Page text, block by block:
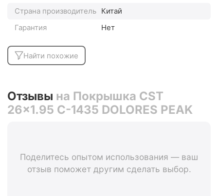
Страна производитель Китай
Гарантия
Нет
Найти похожие
Отзывы на Покрышка CST
26x1.95 C-1435 DOLORES PEAK
Поделитесь опытом использования — ваш
отзыв поможет другим сделать выбор.